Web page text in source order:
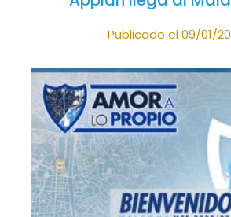
Publicado el 09/01/